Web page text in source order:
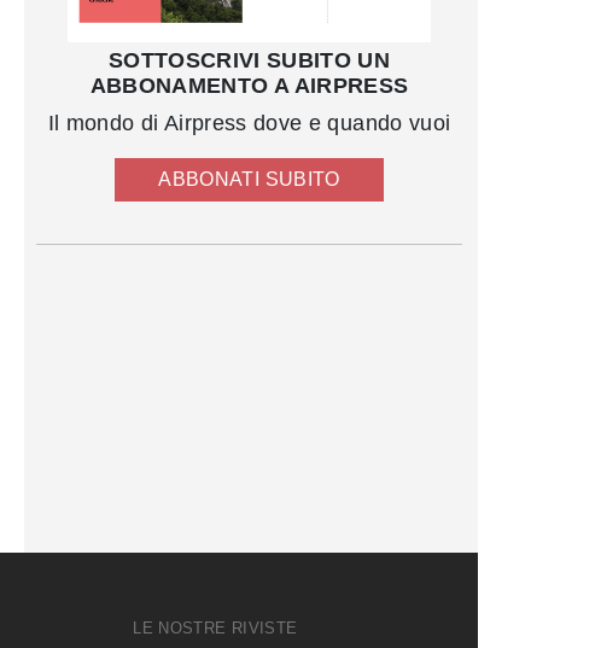
SOTTOSCRIVI SUBITO UN
ABBONAMENTO A AIRPRESS
Il mondo di Airpress dove e quando vuoi
ABBONATI SUBITO
LE NOSTRE RIVISTE